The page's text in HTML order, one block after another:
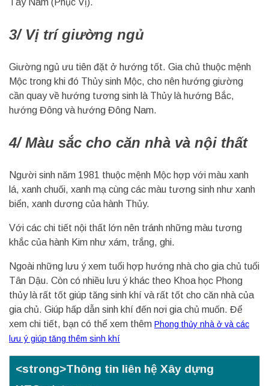
Tây Nam (Phục Vị).
3/ Vị trí giường ngủ
Giường ngủ ưu tiên đặt ở hướng tốt. Gia chủ thuộc mệnh
Mộc trong khi đó Thủy sinh Mộc, cho nên hướng giường
cần quay về hướng tương sinh là Thủy là hướng Bắc,
hướng Đông và hướng Đông Nam.
4/ Màu sắc cho căn nhà và nội thất
Người sinh năm 1981 thuộc mệnh Mộc hợp với màu xanh
lá, xanh chuối, xanh mạ cùng các màu tương sinh như xanh
biển, xanh dương của hành Thủy.
Với các chi tiết nội thất lớn nên tránh những màu tương
khắc của hành Kim như xám, trắng, ghi.
Ngoài những lưu ý xem tuổi hợp hướng nhà cho gia chủ tuổi
Tân Dậu. Còn có nhiều lưu ý khác theo Khoa học Phong
thủy là rất tốt giúp tăng sinh khí và rất tốt cho căn nhà của
gia chủ. Giúp hấp dẫn sinh khí đến nơi gia chủ muốn. Để
xem chi tiết, bạn có thể xem thêm Phong thủy nhà ở và các
lưu ý giúp tăng thêm sinh khí
<strong>Thông tin liên hệ Xây dựng